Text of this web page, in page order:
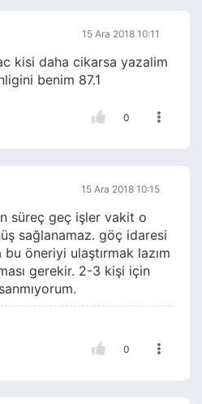
15 Ara 2018 10:11
kisi daha cikarsa yazalim
benim 87.1
0
15 Ara 2018 10:15
süreç geç işler vakit o
sağlanamaz. göç idaresi
öneriyi ulaştırmak lazım
gerekir. 2-3 kişi için
0